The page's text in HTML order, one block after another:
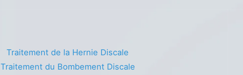
Traitement de la Hernie Discale
Traitement du Bombement Discale